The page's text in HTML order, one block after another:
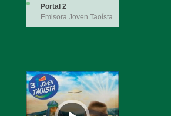
Portal 2
Emisora Joven Taoísta
Reproductor
de
audio